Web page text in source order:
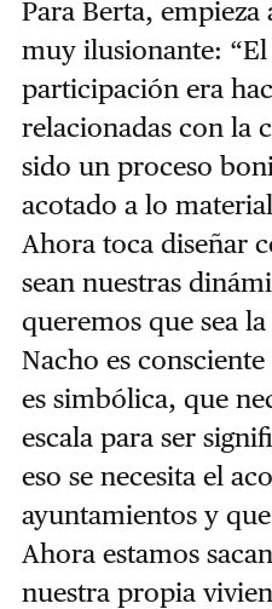
Para Berta, empieza
muy ilusionante:
participación era
relacionadas con la
sido un proceso
acotado a lo
Ahora toca diseñar
sean nuestras
queremos que sea
Nacho es
es simbólica, que
escala para ser
eso se necesita el
ayuntamientos y
Ahora estamos
nuestra propia